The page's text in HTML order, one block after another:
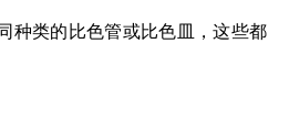
种类的比色管或比色皿，这些都